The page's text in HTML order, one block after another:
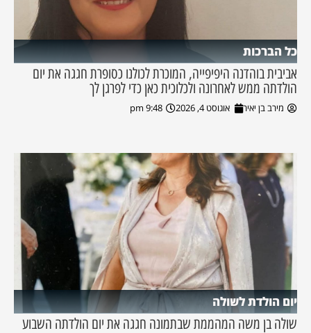
כל הברכות
אביבית בוהדנה היפיפייה, המוכרת לכולנו כסופרת חגגה את יום
הולדתה ממש לאחרונה ולכלוכית כאן כדי לפרגן לך
מירב בן יאיר אוגוסט 4, 2026 9:48 pm
יום הולדת לשולה
שולה בן משה המהממת שבתמונה חגגה את יום הולדתה השבוע